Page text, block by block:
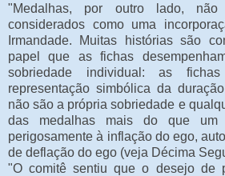
"Medalhas, por outro lado, não
considerados como uma
Irmandade. Muitas histórias são
papel que as fichas
sobriedade individual: as
representação simbólica da
não são a própria sobriedade e
das medalhas mais do que um
perigosamente à inflação do ego,
de deflação do ego (veja Décima
"O comitê sentiu que o desejo de